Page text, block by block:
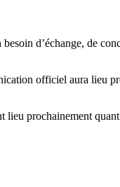
d’échange, de
officiel aura lieu
prochainement